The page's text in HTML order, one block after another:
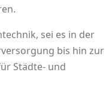
sei es in der
bis hin zur
Städte- und